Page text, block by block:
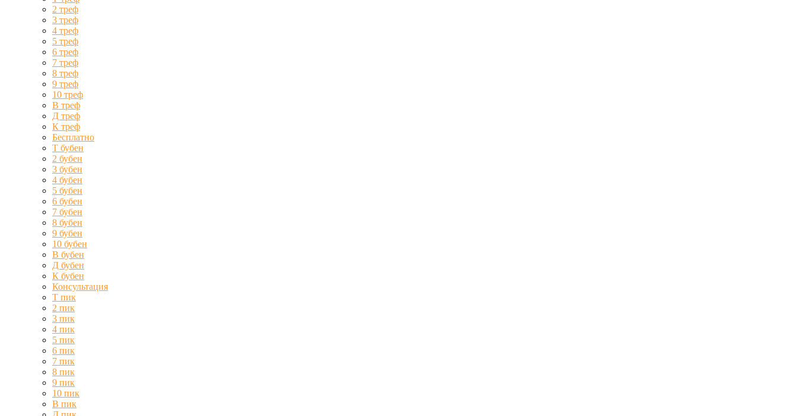
2 треф
3 треф
4 треф
5 треф
6 треф
7 треф
8 треф
9 треф
10 треф
В треф
Д треф
К треф
Бесплатно
Т бубен
2 бубен
3 бубен
4 бубен
5 бубен
6 бубен
7 бубен
8 бубен
9 бубен
10 бубен
В бубен
Д бубен
К бубен
Консультация
Т пик
2 пик
3 пик
4 пик
5 пик
6 пик
7 пик
8 пик
9 пик
10 пик
В пик